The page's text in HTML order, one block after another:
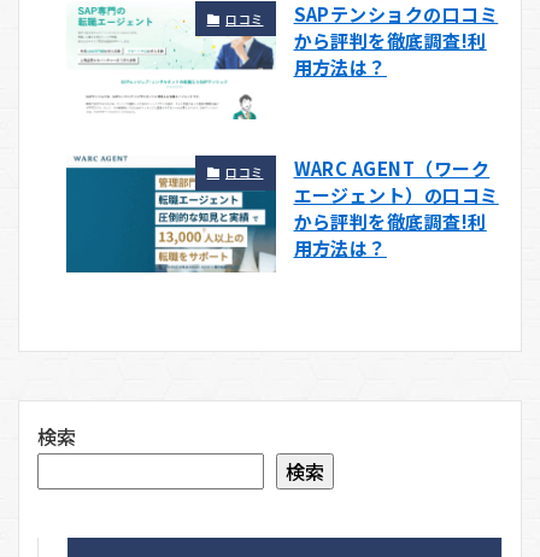
口コミ
SAPテンショクの口コミ
から評判を徹底調査!利
用方法は？
口コミ
WARC AGENT（ワーク
エージェント）の口コミ
から評判を徹底調査!利
用方法は？
検索
検索